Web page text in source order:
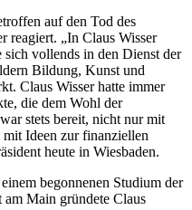
auf den Tod des
reagiert. „In Claus Wisser
vollends in den Dienst der
Bildung, Kunst und
Claus Wisser hatte immer
die dem Wohl der
stets bereit, nicht nur mit
Ideen zur finanziellen
heute in Wiesbaden.
begonnenen Studium der
Main gründete Claus